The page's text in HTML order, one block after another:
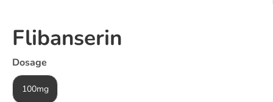
Flibanserin
Dosage
100mg